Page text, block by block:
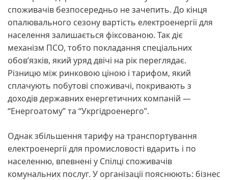
споживачів безпосередньо не зачепить. До кінця
опалювального сезону вартість електроенергії для
населення залишається фіксованою. Так діє
механізм ПСО, тобто покладання спеціальних
обов’язків, який уряд двічі на рік переглядає.
Різницю між ринковою ціною і тарифом, який
сплачують побутові споживачі, покривають з
доходів державних енергетичних компаній —
“Енергоатому” та “Укргідроенерго”.
Однак збільшення тарифу на транспортування
електроенергії для промисловості вдарить і по
населенню, впевнені у Спілці споживачів
комунальних послуг. У організації пояснюють: бізнес